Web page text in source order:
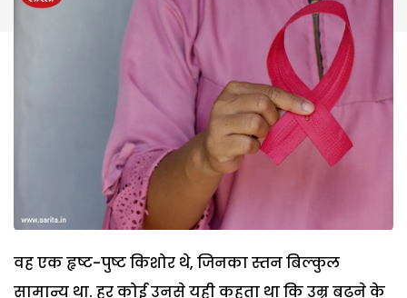
वह एक हृष्ट-पुष्ट किशोर थे, जिनका स्तन बिल्कुल
सामान्य था. हर कोई उनसे यही कहता था कि उम्र बढ़ने के